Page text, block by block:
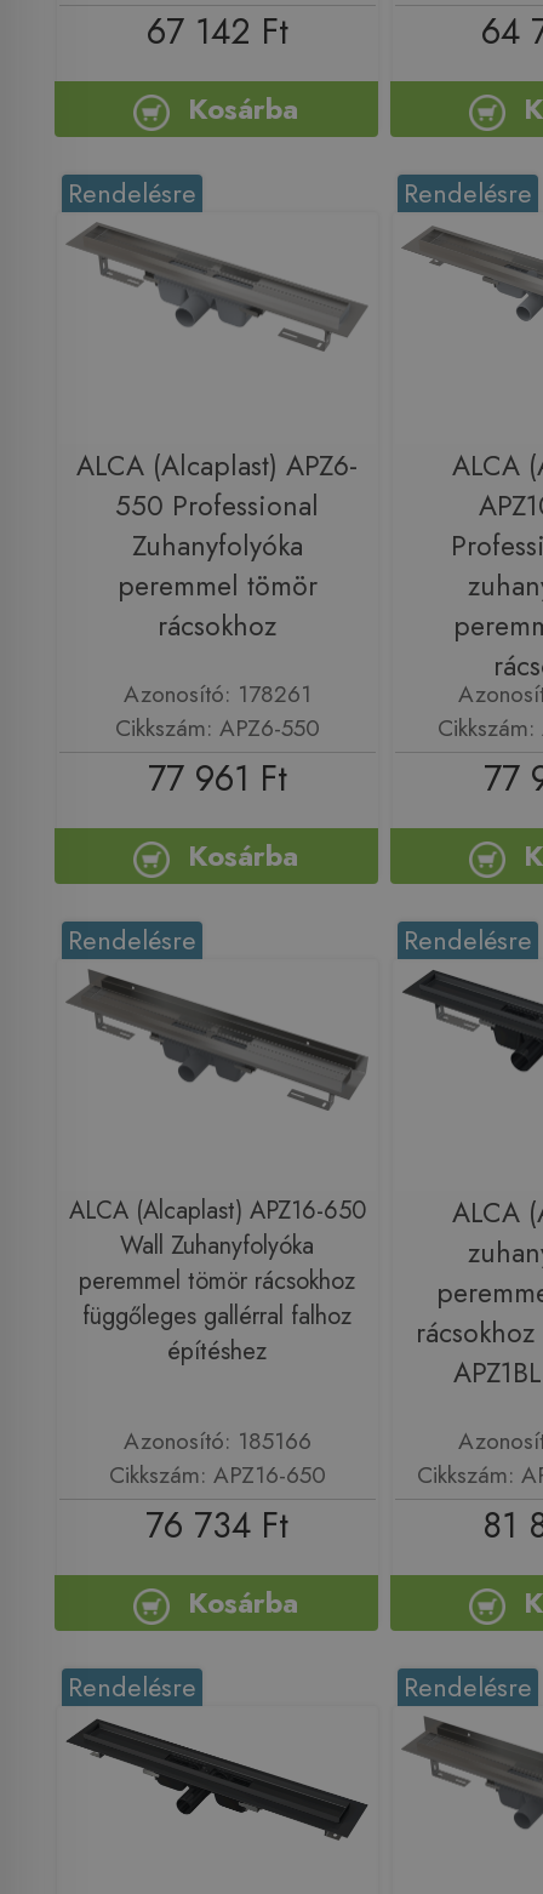
67 142 Ft
Kosárba
64
Rendelésre
ALCA (Alcaplast) APZ6-
550 Professional
Zuhanyfolyóka
peremmel tömör
rácsokhoz
Azonosító: 178261
Cikkszám: APZ6-550
77 961 Ft
Kosárba
Rendelésre
ALCA
77
Rendelésre
ALCA (Alcaplast) APZ16-650
Wall Zuhanyfolyóka
peremmel tömör rácsokhoz
függőleges gallérral falhoz
építéshez
Azonosító: 185166
Cikkszám: APZ16-650
76 734 Ft
Kosárba
Rendelésre
ALCA
Cikkszám:
81
Rendelésre Rendelésre